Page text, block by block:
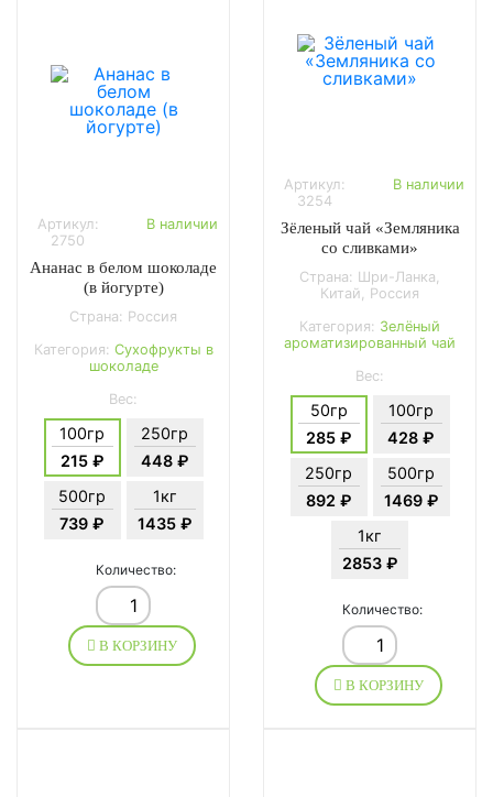
Артикул:
2750
В наличии
Ананас в белом шоколаде
(в йогурте)
Страна: Россия
Категория: Сухофрукты в
шоколаде
Вес:
100гр
215 ₽
250гр
448 ₽
500гр
739 ₽
1кг
1435 ₽
Количество:
В КОРЗИНУ
Артикул:
3254
В наличии
Зёленый чай «Земляника
со сливками»
Страна: Шри-Ланка,
Китай, Россия
Категория: Зелёный
ароматизированный чай
Вес:
50гр
285 ₽
100гр
428 ₽
250гр
892 ₽
500гр
1469 ₽
1кг
2853 ₽
Количество:
В КОРЗИНУ